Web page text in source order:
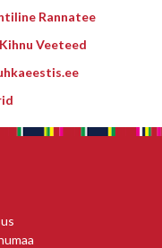
Rannatee
Kihnu Veeteed